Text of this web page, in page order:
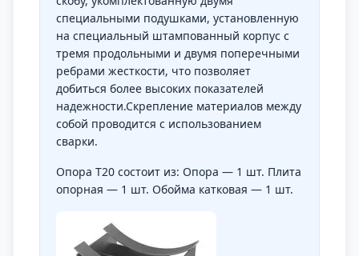
специальными подушками, установленную
на специальный штампованный корпус с
тремя продольными и двумя поперечными
ребрами жесткости, что позволяет
добиться более высоких показателей
надежности.Скрепление материалов между
собой проводится с использованием
сварки.
Опора Т20 состоит из: Опора — 1 шт. Плита
опорная — 1 шт. Обойма катковая — 1 шт.